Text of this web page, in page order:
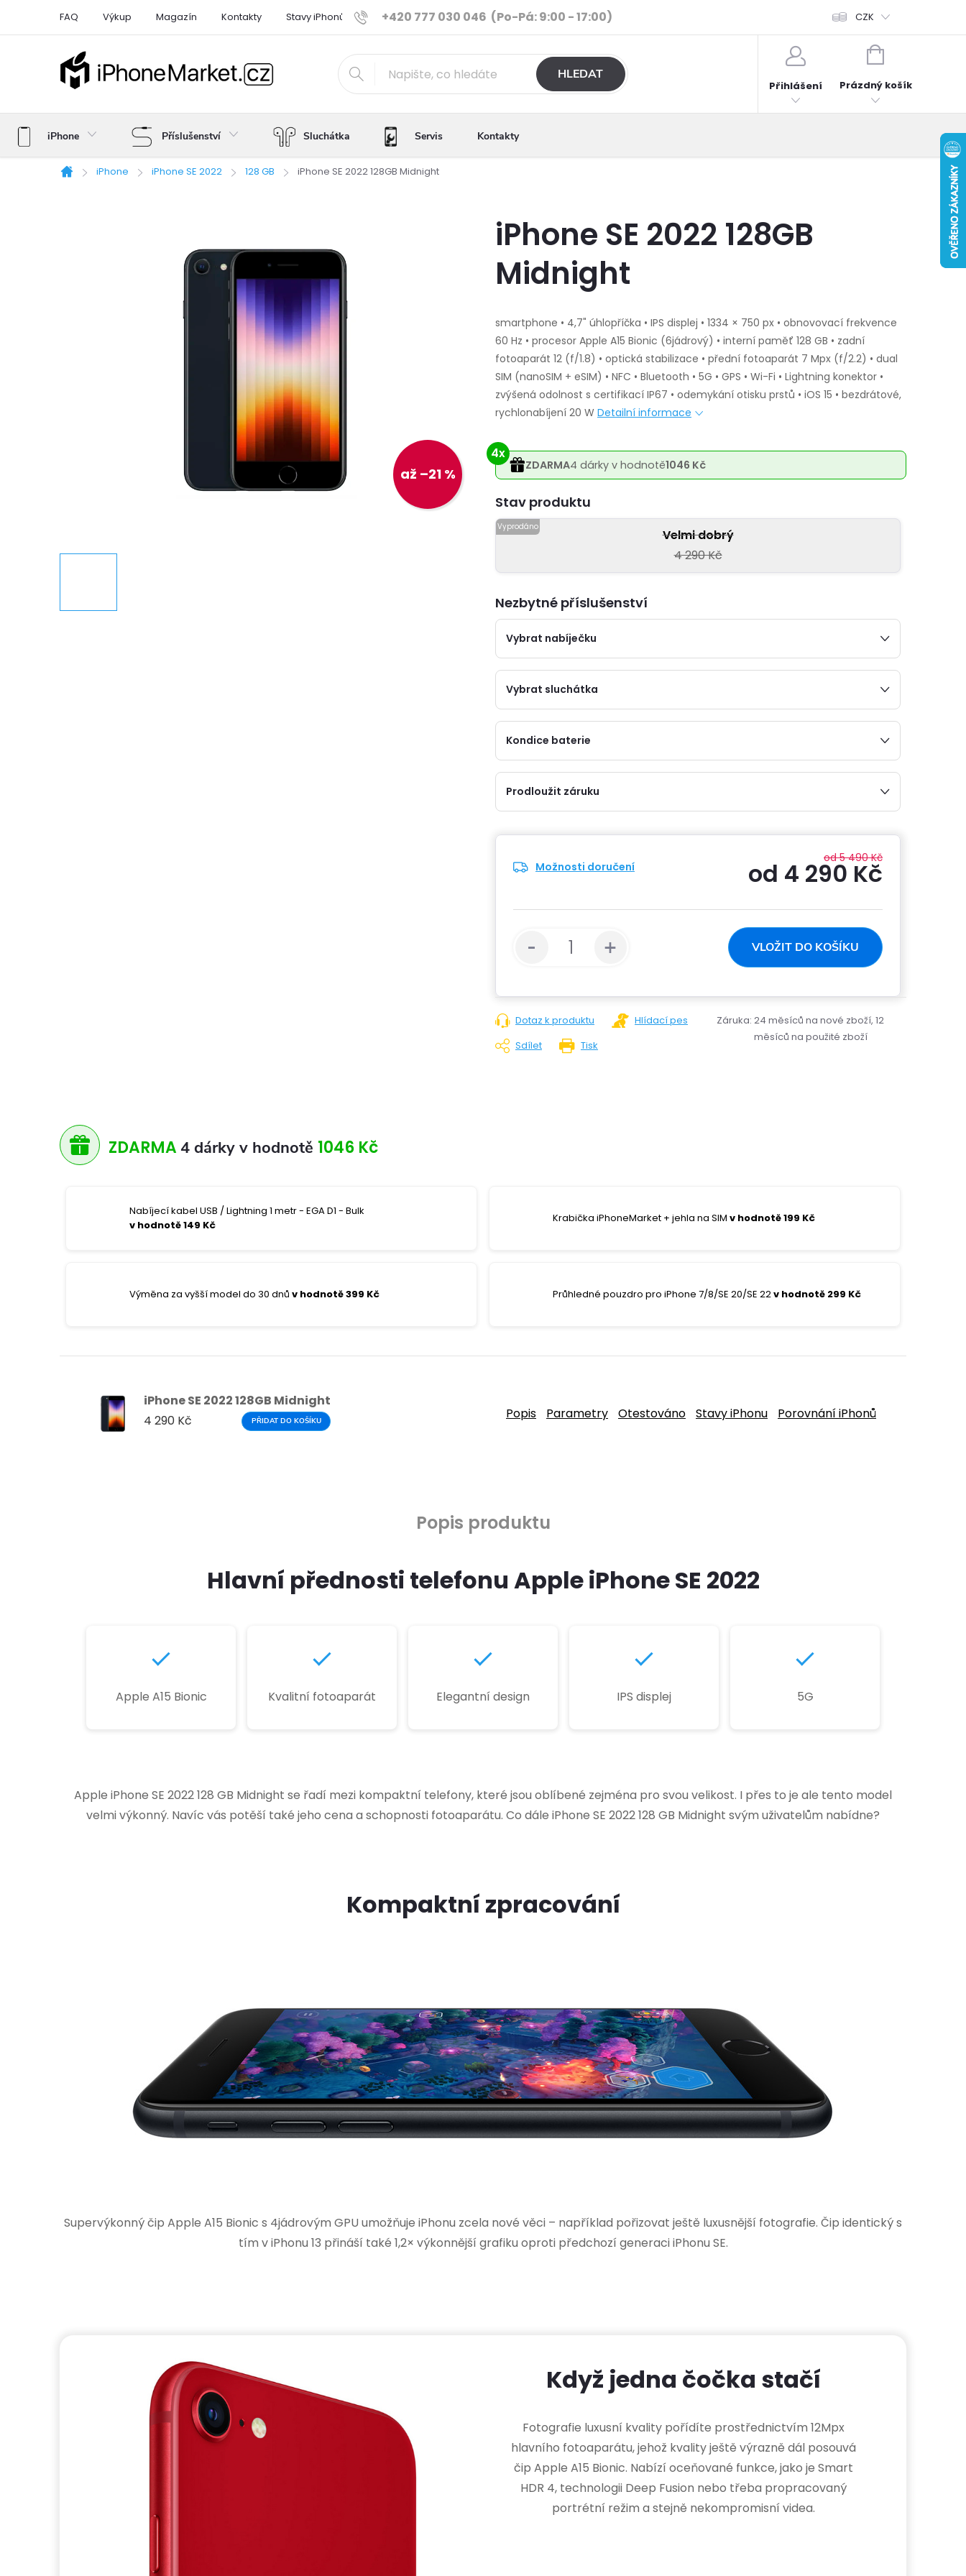
+420 777 030 046 (Po-Pá: 9:00 - 17:00)
FAQ Výkup Magazín Kontakty Stavy iPhonů Ověřené iPhony Výhody e-shopu Porovnání telefonů Hodnocení obchodu
CZK
HLEDAT
Přihlášení
NÁKUPNÍ
Prázdný košík
iPhone Příslušenství Sluchátka Servis Kontakty
Domů
iPhone iPhone SE 2022 128 GB iPhone SE 2022 128GB Midnight
až –21 %
iPhone SE 2022 128GB
Midnight
smartphone • 4,7" úhlopříčka • IPS displej • 1334 × 750 px • obnovovací frekvence
60 Hz • procesor Apple A15 Bionic (6jádrový) • interní paměť 128 GB • zadní
fotoaparát 12 (f/1.8) • optická stabilizace • přední fotoaparát 7 Mpx (f/2.2) • dual
SIM (nanoSIM + eSIM) • NFC • Bluetooth • 5G • GPS • Wi-Fi • Lightning konektor •
zvýšená odolnost s certifikací IP67 • odemykání otisku prstů • iOS 15 • bezdrátové,
rychlonabíjení 20 W Detailní informace
4x
ZDARMA4 dárky v hodnotě1046 Kč
Velmi dobrý
4 290 Kč
Nezbytné příslušenství
Vybrat nabíječku
Vybrat sluchátka
Kondice baterie
Prodloužit záruku
Možnosti doručení
od 5 490 Kč
od 4 290 Kč
cena:
VLOŽIT DO KOŠÍKU
Tisk
Dotaz k produktu
Hlídací pes
Sdílet
Záruka: 24 měsíců na nové zboží, 12
měsíců na použité zboží
ZDARMA 4 dárky v hodnotě 1046 Kč
Nabíjecí kabel USB / Lightning 1 metr - EGA D1 - Bulk
v hodnotě 149 Kč
Krabička iPhoneMarket + jehla na SIM v hodnotě 199 Kč
Výměna za vyšší model do 30 dnů v hodnotě 399 Kč Průhledné pouzdro pro iPhone 7/8/SE 20/SE 22v hodnotě 299 Kč
iPhone SE 2022 128GB Midnight
4 290 Kč
PŘIDAT DO KOŠÍKU Popis Parametry Otestováno Stavy iPhonu Porovnání iPhonů
Popis produktu
Hlavní přednosti telefonu Apple iPhone SE 2022
Apple A15 Bionic Kvalitní fotoaparát Elegantní design IPS displej 5G
Apple iPhone SE 2022 128 GB Midnight se řadí mezi kompaktní telefony, které jsou oblíbené zejména pro svou velikost. I přes to je ale tento model
velmi výkonný. Navíc vás potěší také jeho cena a schopnosti fotoaparátu. Co dále iPhone SE 2022 128 GB Midnight svým uživatelům nabídne?
Kompaktní zpracování
Supervýkonný čip Apple A15 Bionic s 4jádrovým GPU umožňuje iPhonu zcela nové věci – například pořizovat ještě luxusnější fotografie. Čip identický s
tím v iPhonu 13 přináší také 1,2× výkonnější grafiku oproti předchozí generaci iPhonu SE.
Když jedna čočka stačí
Fotografie luxusní kvality pořídíte prostřednictvím 12Mpx
hlavního fotoaparátu, jehož kvality ještě výrazně dál posouvá
čip Apple A15 Bionic. Nabízí oceňované funkce, jako je Smart
HDR 4, technologii Deep Fusion nebo třeba propracovaný
portrétní režim a stejně nekompromisní videa.